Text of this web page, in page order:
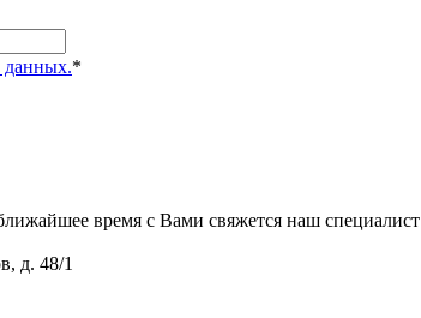
данных.*
время с Вами свяжется наш специалист
д. 48/1